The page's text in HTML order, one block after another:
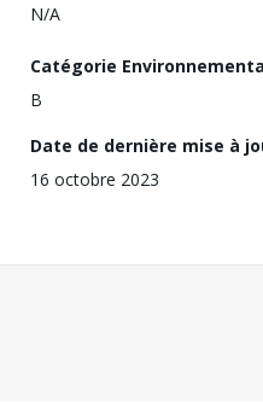
N/A
Catégorie
B
Date de dernière mise à
16 octobre 2023